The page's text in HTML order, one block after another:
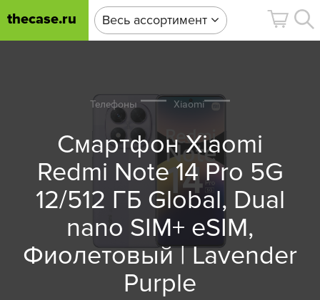
thecase.ru Весь ассортимент
Телефоны Xiaomi
Смартфон Xiaomi
Redmi Note 14 Pro 5G
12/512 ГБ Global, Dual
nano SIM+ eSIM,
Фиолетовый | Lavender
Purple